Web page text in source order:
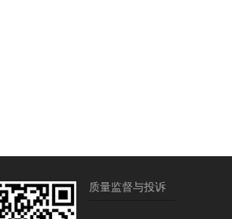
质量监督与投诉